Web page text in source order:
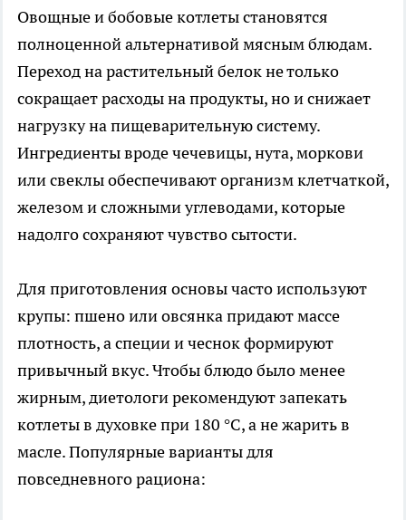
Овощные и бобовые котлеты становятся
полноценной альтернативой мясным блюдам.
Переход на растительный белок не только
сокращает расходы на продукты, но и снижает
нагрузку на пищеварительную систему.
Ингредиенты вроде чечевицы, нута, моркови
или свеклы обеспечивают организм клетчаткой,
железом и сложными углеводами, которые
надолго сохраняют чувство сытости.
Для приготовления основы часто используют
крупы: пшено или овсянка придают массе
плотность, а специи и чеснок формируют
привычный вкус. Чтобы блюдо было менее
жирным, диетологи рекомендуют запекать
котлеты в духовке при 180 °C, а не жарить в
масле. Популярные варианты для
повседневного рациона: